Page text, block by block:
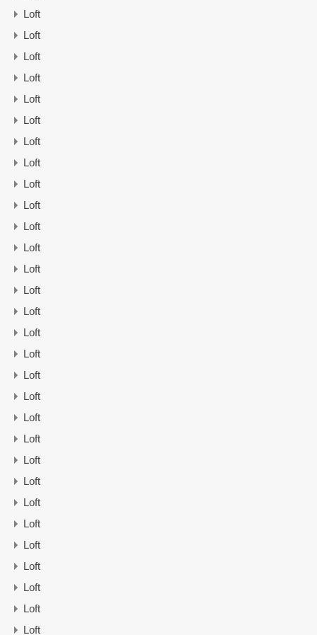
Loft
Loft
Loft
Loft
Loft
Loft
Loft
Loft
Loft
Loft
Loft
Loft
Loft
Loft
Loft
Loft
Loft
Loft
Loft
Loft
Loft
Loft
Loft
Loft
Loft
Loft
Loft
Loft
Loft
Loft